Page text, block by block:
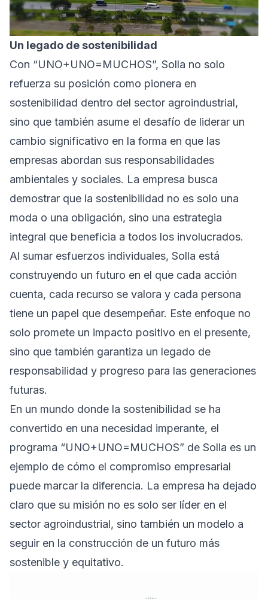
Un legado de sostenibilidad
Con “UNO+UNO=MUCHOS”, Solla no solo
refuerza su posición como pionera en
sostenibilidad dentro del sector agroindustrial,
sino que también asume el desafío de liderar un
cambio significativo en la forma en que las
empresas abordan sus responsabilidades
ambientales y sociales. La empresa busca
demostrar que la sostenibilidad no es solo una
moda o una obligación, sino una estrategia
integral que beneficia a todos los involucrados.
Al sumar esfuerzos individuales, Solla está
construyendo un futuro en el que cada acción
cuenta, cada recurso se valora y cada persona
tiene un papel que desempeñar. Este enfoque no
solo promete un impacto positivo en el presente,
sino que también garantiza un legado de
responsabilidad y progreso para las generaciones
futuras.
En un mundo donde la sostenibilidad se ha
convertido en una necesidad imperante, el
programa “UNO+UNO=MUCHOS” de Solla es un
ejemplo de cómo el compromiso empresarial
puede marcar la diferencia. La empresa ha dejado
claro que su misión no es solo ser líder en el
sector agroindustrial, sino también un modelo a
seguir en la construcción de un futuro más
sostenible y equitativo.